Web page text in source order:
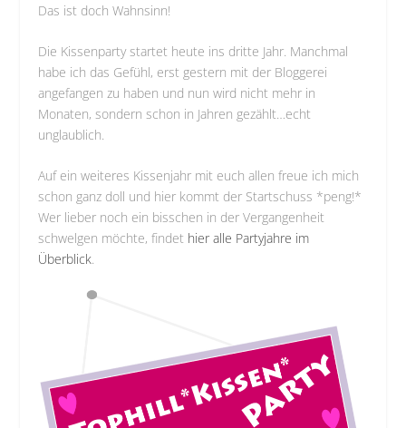
Das ist doch Wahnsinn!
Die Kissenparty startet heute ins dritte Jahr. Manchmal
habe ich das Gefühl, erst gestern mit der Bloggerei
angefangen zu haben und nun wird nicht mehr in
Monaten, sondern schon in Jahren gezählt…echt
unglaublich.
Auf ein weiteres Kissenjahr mit euch allen freue ich mich
schon ganz doll und hier kommt der Startschuss *peng!*
Wer lieber noch ein bisschen in der Vergangenheit
schwelgen möchte, findet hier alle Partyjahre im
Überblick.